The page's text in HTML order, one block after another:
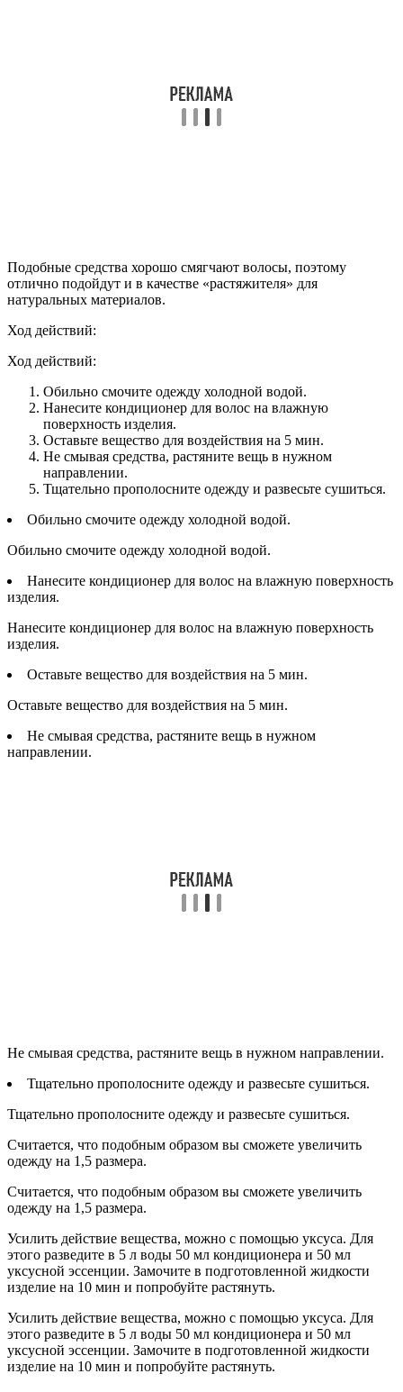
Подобные средства хорошо смягчают волосы, поэтому
отлично подойдут и в качестве «растяжителя» для
натуральных материалов.
Ход действий:
Ход действий:
Обильно смочите одежду холодной водой.
Нанесите кондиционер для волос на влажную
поверхность изделия.
Оставьте вещество для воздействия на 5 мин.
Не смывая средства, растяните вещь в нужном
направлении.
Тщательно прополосните одежду и развесьте сушиться.
Обильно смочите одежду холодной водой.
Обильно смочите одежду холодной водой.
Нанесите кондиционер для волос на влажную поверхность
изделия.
Нанесите кондиционер для волос на влажную поверхность
изделия.
Оставьте вещество для воздействия на 5 мин.
Оставьте вещество для воздействия на 5 мин.
Не смывая средства, растяните вещь в нужном
направлении.
Не смывая средства, растяните вещь в нужном направлении.
Тщательно прополосните одежду и развесьте сушиться.
Тщательно прополосните одежду и развесьте сушиться.
Считается, что подобным образом вы сможете увеличить
одежду на 1,5 размера.
Считается, что подобным образом вы сможете увеличить
одежду на 1,5 размера.
Усилить действие вещества, можно с помощью уксуса. Для
этого разведите в 5 л воды 50 мл кондиционера и 50 мл
уксусной эссенции. Замочите в подготовленной жидкости
изделие на 10 мин и попробуйте растянуть.
Усилить действие вещества, можно с помощью уксуса. Для
этого разведите в 5 л воды 50 мл кондиционера и 50 мл
уксусной эссенции. Замочите в подготовленной жидкости
изделие на 10 мин и попробуйте растянуть.